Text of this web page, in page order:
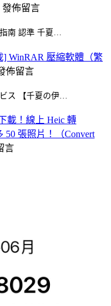
發佈留言
南 認準 千夏…
] WinRAR 壓縮軟體（繁
佈留言
ス 【千夏の伊…
載！線上 Heic 轉
50 張照片！（Convert
言